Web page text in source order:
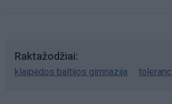
Raktažodžiai
klaipėdos baltijos gimnazija